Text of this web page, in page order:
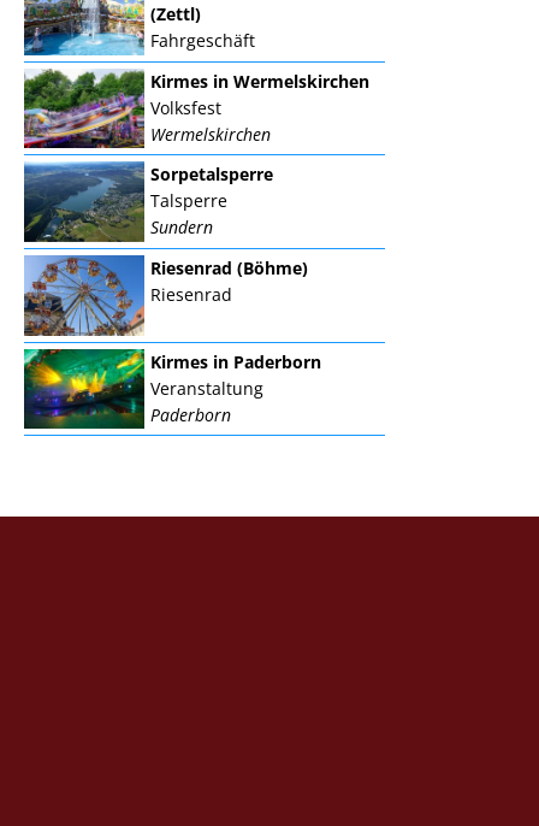
(Zettl)
Fahrgeschäft
Kirmes in Wermelskirchen
Volksfest
Wermelskirchen
Sorpetalsperre
Talsperre
Sundern
Riesenrad (Böhme)
Riesenrad
Kirmes in Paderborn
Veranstaltung
Paderborn